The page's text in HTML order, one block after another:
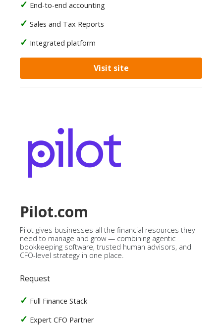
End-to-end accounting
Sales and Tax Reports
Integrated platform
Visit site
Pilot.com
Pilot gives businesses all the financial resources they
need to manage and grow — combining agentic
bookkeeping software, trusted human advisors, and
CFO-level strategy in one place.
Request
Full Finance Stack
Expert CFO Partner